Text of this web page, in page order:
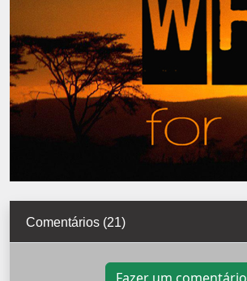
Comentários (21)